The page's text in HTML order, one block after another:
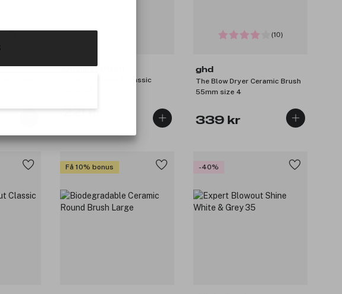
Olivia Garden
Essential Blowout Classic
221 kr
(10)
ghd
The Blow Dryer Ceramic Brush
55mm size 4
339 kr
Få 10% bonus -40%